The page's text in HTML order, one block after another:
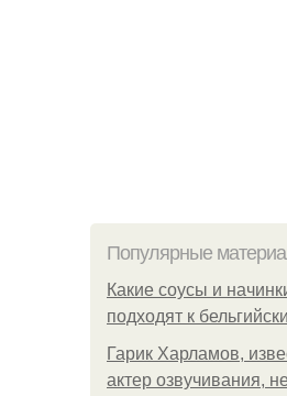
Популярные
Какие соусы и
подходят к
Гарик Харламов,
актер озвучивания,